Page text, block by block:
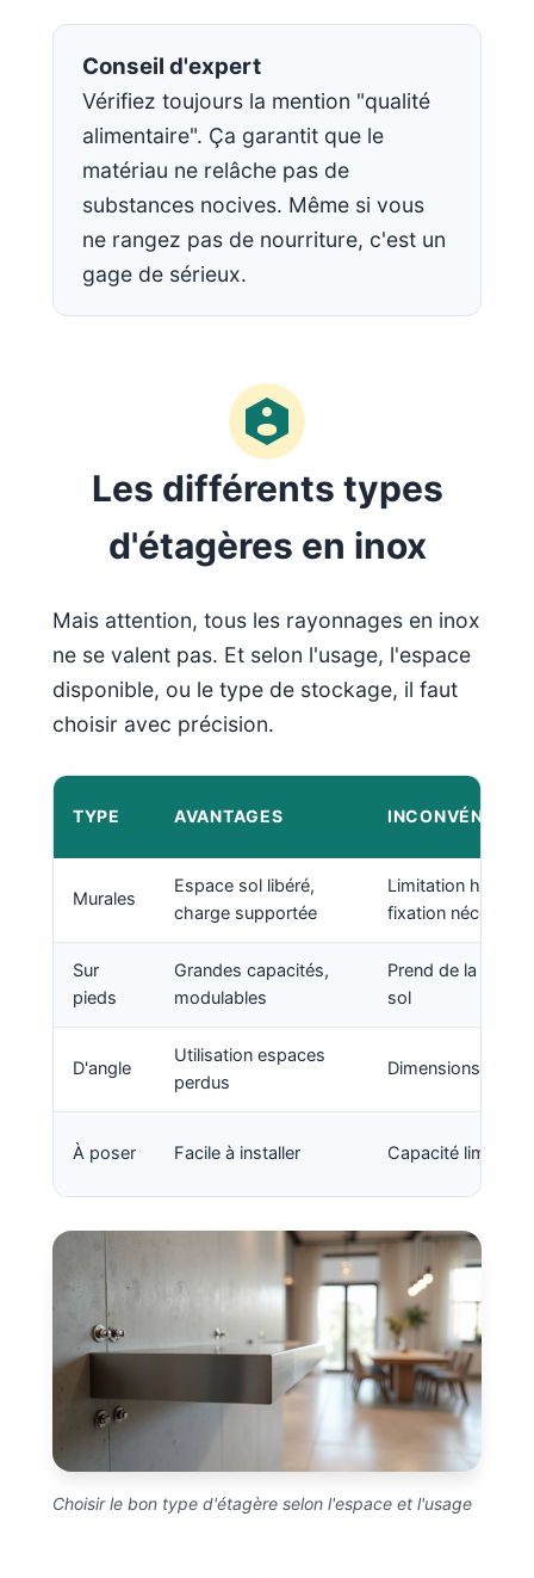
Conseil d'expert
Vérifiez toujours la mention "qualité
alimentaire". Ça garantit que le
matériau ne relâche pas de
substances nocives. Même si vous
ne rangez pas de nourriture, c'est un
gage de sérieux.
Les différents types
d'étagères en inox
Mais attention, tous les rayonnages en inox
ne se valent pas. Et selon l'usage, l'espace
disponible, ou le type de stockage, il faut
choisir avec précision.
TYPE AVANTAGES
Murales
Espace sol libéré,
charge supportée
Limitation hauteur,
fixation
Sur
pieds
Grandes capacités,
modulables
Prend de la place
sol
D'angle
Utilisation espaces
perdus
Dimensions
À poser Facile à installer Capacité limitée
Choisir le bon type d'étagère selon l'espace et l'usage